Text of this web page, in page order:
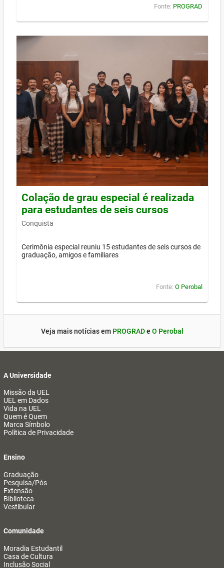
Fonte: PROGRAD
Colação de grau especial é realizada
para estudantes de seis cursos
Conquista
Cerimônia especial reuniu 15 estudantes de seis cursos de
graduação, amigos e familiares
Fonte: O Perobal
Veja mais notícias em PROGRADe O Perobal
A Universidade
Missão da UEL
UEL em Dados
Vida na UEL
Quem é Quem
Marca Símbolo
Política de Privacidade
Ensino
Graduação
Pesquisa/Pós
Extensão
Biblioteca
Vestibular
Comunidade
Moradia Estudantil
Casa de Cultura
Inclusão Social